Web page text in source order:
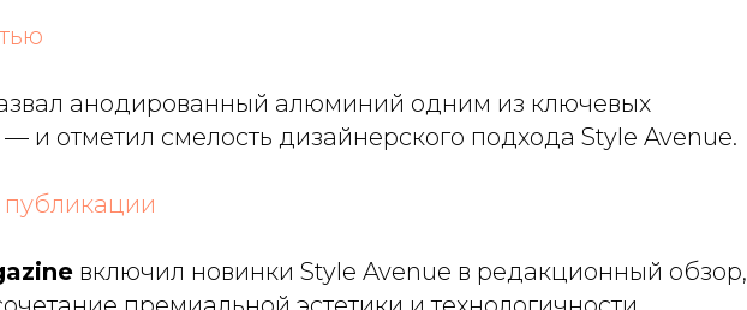
анодированный алюминий одним из ключевых
— и отметил смелость дизайнерского подхода Style Avenue.
включил новинки Style Avenue в редакционный обзор,